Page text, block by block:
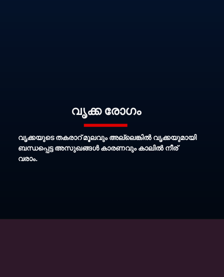
വൃക്കയുടെ തകരാറ് മൂലവും അല്ലെങ്കില്‍ വൃക്കയുമായി
ബന്ധപ്പെട്ട അസുഖങ്ങള്‍ കാരണവും കാലില്‍ നീര്
വരാം.
വൃക്ക രോഗം